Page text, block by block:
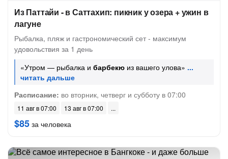
Из Паттайи - в Саттахип: пикник у озера + ужин в
лагуне
Рыбалка, пляж и гастрономический сет - максимум
удовольствия за 1 день
«Утром — рыбалка и барбекю из вашего улова»
Расписание: во вторник, четверг и субботу в 07:00
11 авг в 07:00 13 авг в 07:00
$85 за человека